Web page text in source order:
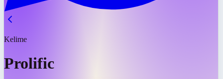
Kelime
Prolific